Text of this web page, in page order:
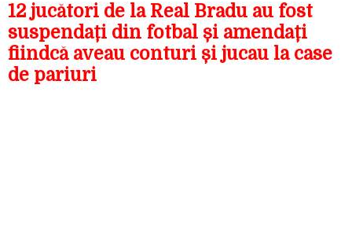
12 jucători de la Real Bradu au fost
suspendați din fotbal și amendați
fiindcă aveau conturi și jucau la case
de pariuri